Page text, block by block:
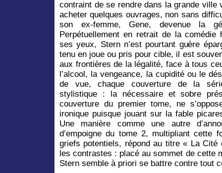
contraint de se rendre dans la grande ville
acheter quelques ouvrages, non sans
son ex-femme, Gene, devenue la
Perpétuellement en retrait de la comédie
ses yeux, Stern n’est pourtant guère
tenu en joue ou pris pour cible, il est
aux frontières de la légalité, face à tous
l’alcool, la vengeance, la cupidité ou le
de vue, chaque couverture de la
stylistique : la nécessaire et sobre
couverture du premier tome, ne
ironique puisque jouant sur la fable
Une manière comme une autre
d’empoigne du tome 2, multipliant cette
griefs potentiels, répond au titre « La Cité
les contrastes : placé au sommet de cette
Stern semble à priori se battre contre tout